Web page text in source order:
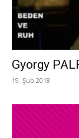
Gyorgy
19. Şub 2018